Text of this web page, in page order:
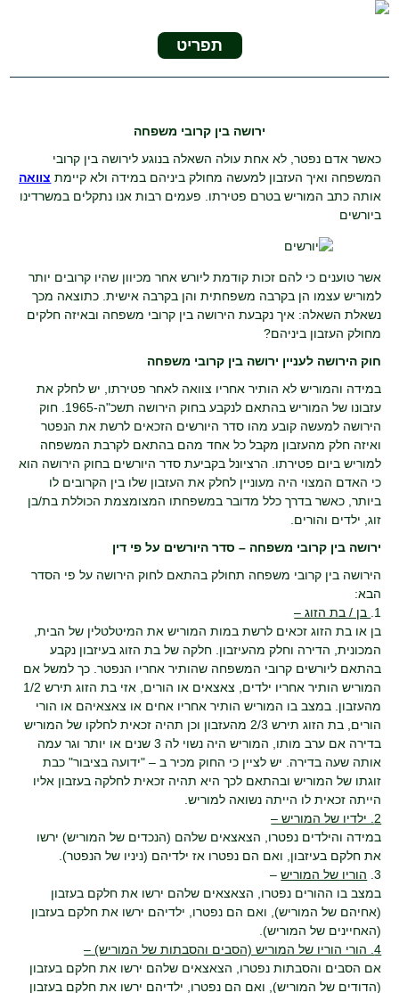
תפריט
ירושה בין קרובי משפחה
כאשר אדם נפטר, לא אחת עולה השאלה בנוגע לירושה בין קרובי
המשפחה ואיך העזבון למעשה מחולק ביניהם במידה ולא קיימת צוואה
אותה כתב המוריש בטרם פטירתו. פעמים רבות אנו נתקלים במשרדינו
ביורשים
אשר טוענים כי להם זכות קודמת ליורש אחר מכיוון שהיו קרובים יותר
למוריש עצמו הן בקרבה משפחתית והן בקרבה אישית. כתוצאה מכך
נשאלת השאלה: איך נקבעת הירושה בין קרובי משפחה ובאיזה חלקים
מחולק העזבון ביניהם?
חוק הירושה לעניין ירושה בין קרובי משפחה
במידה והמוריש לא הותיר אחריו צוואה לאחר פטירתו, יש לחלק את
עזבונו של המוריש בהתאם לנקבע בחוק הירושה תשכ"ה-1965. חוק
הירושה למעשה קובע מהו סדר היורשים הזכאים לרשת את הנפטר
ואיזה חלק מהעזבון מקבל כל אחד מהם בהתאם לקרבת המשפחה
למוריש ביום פטירתו. הרציונל בקביעת סדר היורשים בחוק הירושה הוא
כי האדם המצוי היה מעוניין לחלק את העזבון שלו בין הקרובים לו
ביותר, כאשר בדרך כלל מדובר במשפחתו המצומצמת הכוללת בת/בן
זוג, ילדים והורים.
ירושה בין קרובי משפחה – סדר היורשים על פי דין
הירושה בין קרובי משפחה תחולק בהתאם לחוק הירושה על פי הסדר
הבא:
1. בן / בת הזוג –
בן או בת הזוג זכאים לרשת במות המוריש את המיטלטלין של הבית,
המכונית, הדירה וחלק מהעיזבון. חלקה של בת הזוג בעיזבון נקבע
בהתאם ליורשים קרובי המשפחה שהותיר אחריו הנפטר. כך למשל אם
המוריש הותיר אחריו ילדים, צאצאים או הורים, אזי בת הזוג תירש 1/2
מהעזבון. במצב בו המוריש הותיר אחריו אחים או צאצאיהם או הורי
הורים, בת הזוג תירש 2/3 מהעזבון וכן תהיה זכאית לחלקו של המוריש
בדירה אם ערב מותו, המוריש היה נשוי לה 3 שנים או יותר וגר עמה
אותה שעה בדירה. יש לציין כי החוק מכיר ב – "ידועה בציבור" כבת
זוגתו של המוריש ובהתאם לכך היא תהיה זכאית לחלקה בעזבון אליו
הייתה זכאית לו הייתה נשואה למוריש.
2. ילדיו של המוריש –
במידה והילדים נפטרו, הצאצאים שלהם (הנכדים של המוריש) ירשו
את חלקם בעיזבון, ואם הם נפטרו אז ילדיהם (ניניו של הנפטר).
3. הוריו של המוריש–
במצב בו ההורים נפטרו, הצאצאים שלהם ירשו את חלקם בעזבון
(אחיהם של המוריש), ואם הם נפטרו, ילדיהם ירשו את חלקם בעזבון
(האחיינים של המוריש).
4. הורי הוריו של המוריש (הסבים והסבתות של המוריש) –
אם הסבים והסבתות נפטרו, הצאצאים שלהם ירשו את חלקם בעזבון
(הדודים של המוריש), ואם הם נפטרו, ילדיהם ירשו את חלקם בעזבון